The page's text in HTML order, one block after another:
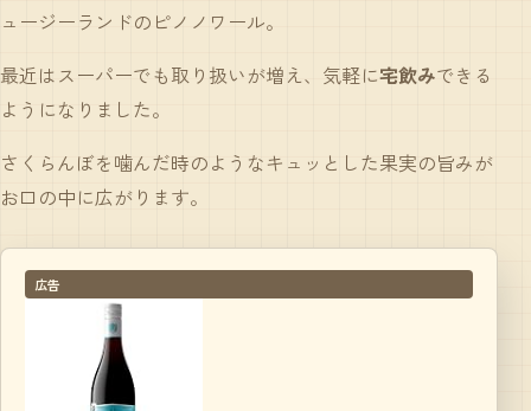
ュージーランドのピノノワール。
最近はスーパーでも取り扱いが増え、気軽に宅飲みできる
ようになりました。
さくらんぼを噛んだ時のようなキュッとした果実の旨みが
お口の中に広がります。
広告